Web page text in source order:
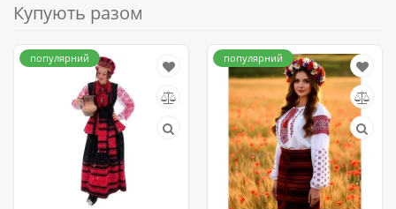
Купують разом
популярний популярний